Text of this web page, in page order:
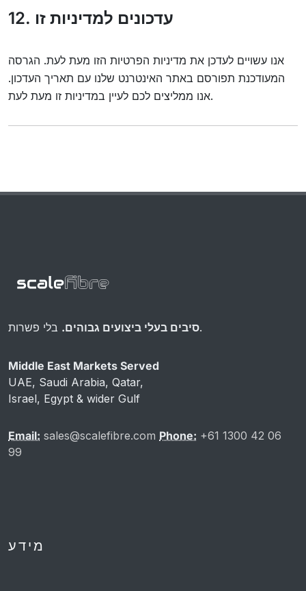
12. עדכונים למדיניות זו
אנו עשויים לעדכן את מדיניות הפרטיות הזו מעת לעת. הגרסה
המעודכנת תפורסם באתר האינטרנט שלנו עם תאריך העדכון.
אנו ממליצים לכם לעיין במדיניות זו מעת לעת.
סיבים בעלי ביצועים גבוהים.בלי פשרות.
Middle East Markets Served
UAE, Saudi Arabia, Qatar,
Israel, Egypt & wider Gulf
Email: sales@scalefibre.com Phone: +61 1300 42 06
99
מידע